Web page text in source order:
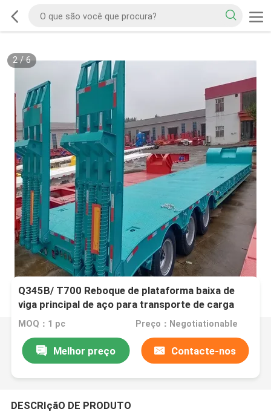
2/6
Q345B/ T700 Reboque de plataforma baixa de
viga principal de aço para transporte de carga
pesada
MOQ：1 pc Preço：Negotiationable
Melhor preço Contacte-nos
DESCRIçãO DE PRODUTO